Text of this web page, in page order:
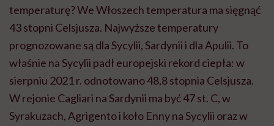
temperaturę? We Włoszech temperatura ma sięgnąć
43 stopni Celsjusza. Najwyższe temperatury
prognozowane są dla Sycylii, Sardynii i dla Apulii. To
właśnie na Sycylii padł europejski rekord ciepła: w
sierpniu 2021 r. odnotowano 48,8 stopnia Celsjusza.
W rejonie Cagliari na Sardynii ma być 47 st. C, w
Syrakuzach, Agrigento i koło Enny na Sycylii oraz w